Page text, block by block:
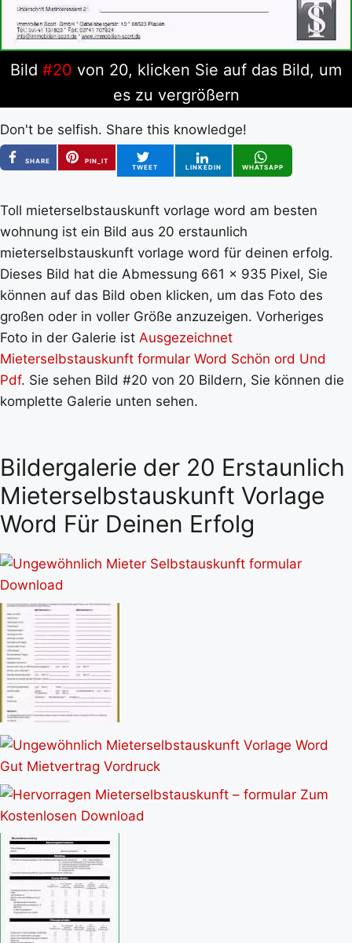
Bild #20 von 20, klicken Sie auf das Bild, um
es zu vergrößern
Don't be selfish. Share this knowledge!
SHARE
PIN_IT
TWEET
LINKEDIN WHATSAPP
Toll mieterselbstauskunft vorlage word am besten
wohnung ist ein Bild aus 20 erstaunlich
mieterselbstauskunft vorlage word für deinen erfolg.
Dieses Bild hat die Abmessung 661 x 935 Pixel, Sie
können auf das Bild oben klicken, um das Foto des
großen oder in voller Größe anzuzeigen. Vorheriges
Foto in der Galerie ist Ausgezeichnet
Mieterselbstauskunft formular Word Schön ord Und
Pdf. Sie sehen Bild #20 von 20 Bildern, Sie können die
komplette Galerie unten sehen.
Bildergalerie der 20 Erstaunlich
Mieterselbstauskunft Vorlage
Word Für Deinen Erfolg